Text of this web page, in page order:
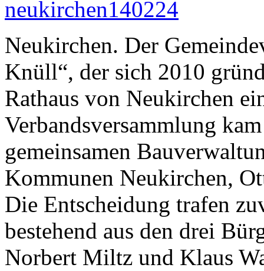
Neukirchen. Der
Knüll“, der sich 2010
Rathaus von Neukirchen
Verbandsversammlung
gemeinsamen
Kommunen Neukirchen,
Die Entscheidung trafen
bestehend aus den drei
Norbert Miltz und Klaus